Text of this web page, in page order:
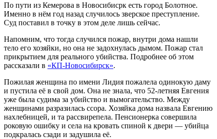
По пути из Кемерова в Новосибисрк есть город Болотное.
Именно в нём год назад случилось зверское преступление.
Суд поставил в точку в этом деле лишь сейчас.
Напомним, что тогда случился пожар, внутри дома нашли
тело его хозяйки, но она не задохнулась дымом. Пожар стал
прикрытием для реального убийства. Подробнее об этом
рассказали в «КП-Новосибирск».
Пожилая женщина по имени Лидия пожалела одинокую даму
и пустила её в свой дом. Она не знала, что 52-летняя Евгения
уже была судима за убийство и вымогательство. Между
женщинами разразилась ссора. Хозяйка дома назвала Евгению
нахлебницей, и та рассвирепела. Пенсионерка совершила
роковую ошибку и села на кровать спиной к двери — убийца
подкралась сзади и задушила её.